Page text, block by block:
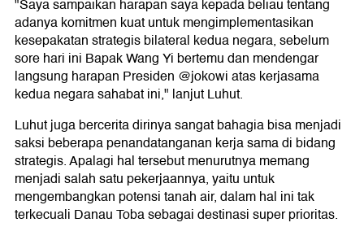
"Saya sampaikan harapan saya kepada beliau tentang
adanya komitmen kuat untuk mengimplementasikan
kesepakatan strategis bilateral kedua negara, sebelum
sore hari ini Bapak Wang Yi bertemu dan mendengar
langsung harapan Presiden @jokowi atas kerjasama
kedua negara sahabat ini," lanjut Luhut.
Luhut juga bercerita dirinya sangat bahagia bisa menjadi
saksi beberapa penandatanganan kerja sama di bidang
strategis. Apalagi hal tersebut menurutnya memang
menjadi salah satu pekerjaannya, yaitu untuk
mengembangkan potensi tanah air, dalam hal ini tak
terkecuali Danau Toba sebagai destinasi super prioritas.